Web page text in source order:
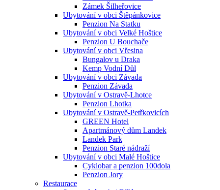
Zámek Šilheřovice
Ubytování v obci Štěpánkovice
Penzion Na Statku
Ubytování v obci Velké Hoštice
Penzion U Bouchače
Ubytování v obci Vřesina
Bungalov u Draka
Kemp Vodní Důl
Ubytování v obci Závada
Penzion Závada
Ubytování v Ostravě-Lhotce
Penzion Lhotka
Ubytování v Ostravě-Petřkovicích
GREEN Hotel
Apartmánový dům Landek
Landek Park
Penzion Staré nádraží
Ubytování v obci Malé Hoštice
Cyklobar a penzion 100dola
Penzion Jory
Restaurace